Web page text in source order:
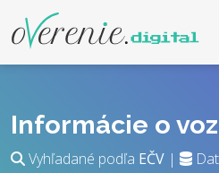
Informácie o
Vyhľadané podľa EČV |